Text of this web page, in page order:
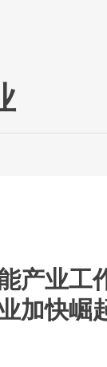
产业工
加快崛